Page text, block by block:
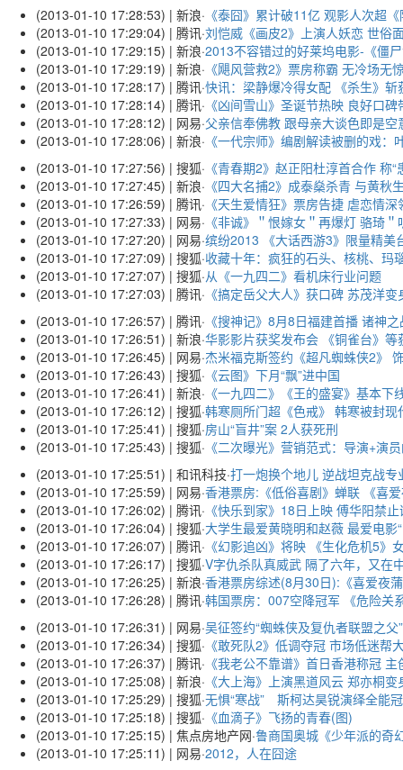
(2013-01-10 17:28:53) | 新浪· 《泰囧》累计破11亿 观影人次超
(2013-01-10 17:29:04) | 腾讯·刘恺威《画皮2》上演人妖恋 世俗
(2013-01-10 17:29:15) | 新浪·2013不容错过的好莱坞电影-《僵
(2013-01-10 17:29:19) | 新浪· 《飓风营救2》票房称霸 无冷场无
(2013-01-10 17:28:17) | 腾讯·快讯：梁静爆冷得女配 《杀生》斩
(2013-01-10 17:28:14) | 腾讯· 《凶间雪山》圣诞节热映 良好口碑
(2013-01-10 17:28:12) | 网易·父亲信奉佛教 跟母亲大谈色即是空
(2013-01-10 17:28:06) | 新浪· 《一代宗师》编剧解读被删的戏：
(2013-01-10 17:27:56) | 搜狐· 《青春期2》赵正阳杜淳首合作 称“
(2013-01-10 17:27:45) | 新浪· 《四大名捕2》成泰燊杀青 与黄秋
(2013-01-10 17:26:59) | 腾讯· 《天生爱情狂》票房告捷 虐恋情
(2013-01-10 17:27:33) | 网易· 《非诚》＂恨嫁女＂再爆灯 骆琦
(2013-01-10 17:27:20) | 网易·缤纷2013 《大话西游3》限量精美
(2013-01-10 17:27:09) | 搜狐·收藏十年：疯狂的石头、核桃、
(2013-01-10 17:27:07) | 搜狐·从《一九四二》看机床行业问题
(2013-01-10 17:27:03) | 腾讯· 《搞定岳父大人》获口碑 苏茂洋
(2013-01-10 17:26:57) | 腾讯· 《搜神记》8月8日福建首播 诸神
(2013-01-10 17:26:51) | 新浪·华影影片获奖发布会 《铜雀台》等
(2013-01-10 17:26:45) | 网易·杰米福克斯签约《超凡蜘蛛侠2》
(2013-01-10 17:26:43) | 搜狐· 《云图》下月“飘”进中国
(2013-01-10 17:26:41) | 新浪· 《一九四二》《王的盛宴》基本下
(2013-01-10 17:26:12) | 搜狐·韩寒厕所门超《色戒》 韩寒被封现
(2013-01-10 17:25:41) | 搜狐·房山“盲井”案 2人获死刑
(2013-01-10 17:25:43) | 搜狐· 《二次曝光》营销范式：导演+演
(2013-01-10 17:25:51) | 和讯科技·打一炮换个地儿 逆战坦克战专
(2013-01-10 17:25:59) | 网易·香港票房:《低俗喜剧》蝉联 《喜
(2013-01-10 17:26:02) | 腾讯· 《快乐到家》18日上映 傅华阳禁
(2013-01-10 17:26:04) | 搜狐·大学生最爱黄晓明和赵薇 最爱电影
(2013-01-10 17:26:07) | 腾讯· 《幻影追凶》将映 《生化危机5》
(2013-01-10 17:26:17) | 搜狐·V字仇杀队真威武 隔了六年，又在
(2013-01-10 17:26:25) | 新浪·香港票房综述(8月30日):《喜爱夜
(2013-01-10 17:26:28) | 腾讯·韩国票房：007空降冠军 《危险关
(2013-01-10 17:26:31) | 网易·吴征签约“蜘蛛侠及复仇者联盟之父”
(2013-01-10 17:26:34) | 搜狐· 《敢死队2》低调夺冠 市场低迷帮
(2013-01-10 17:26:37) | 腾讯· 《我老公不靠谱》首日香港称冠
(2013-01-10 17:25:08) | 新浪· 《大上海》上演黑道风云 郑亦桐变
(2013-01-10 17:25:29) | 搜狐·无惧“寒战” 斯柯达昊锐演绎全能
(2013-01-10 17:25:18) | 搜狐· 《血滴子》飞扬的青春(图)
(2013-01-10 17:25:15) | 焦点房地产网·鲁商国奥城《少年派的奇
(2013-01-10 17:25:11) | 网易·2012，人在囧途